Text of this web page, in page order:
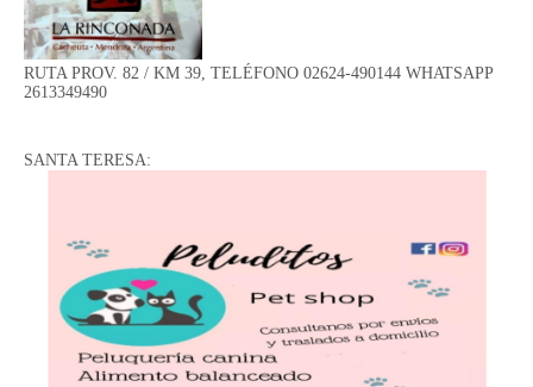
RUTA PROV. 82 / KM 39, TELÉFONO 02624-490144 WHATSAPP
2613349490
SANTA TERESA: